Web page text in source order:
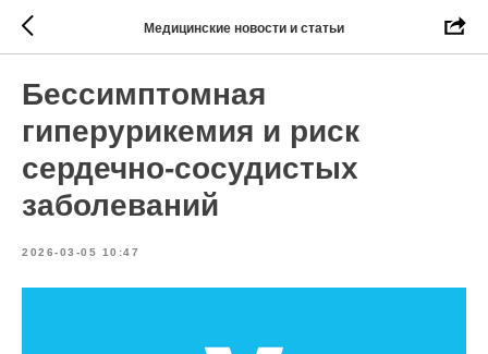
Медицинские новости и статьи
Бессимптомная
гиперурикемия и риск
сердечно-сосудистых
заболеваний
2026-03-05 10:47